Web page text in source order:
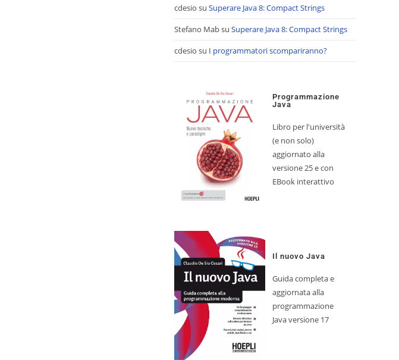
cdesio su Superare Java 8: Compact Strings
Stefano Mabsu Superare Java 8: Compact Strings
cdesio su I programmatori scompariranno?
Programmazione
Java
Libro per l'università
(e non solo)
aggiornato alla
versione 25 e con
EBook interattivo
Il nuovo Java
Guida completa e
aggiornata alla
programmazione
Java versione 17